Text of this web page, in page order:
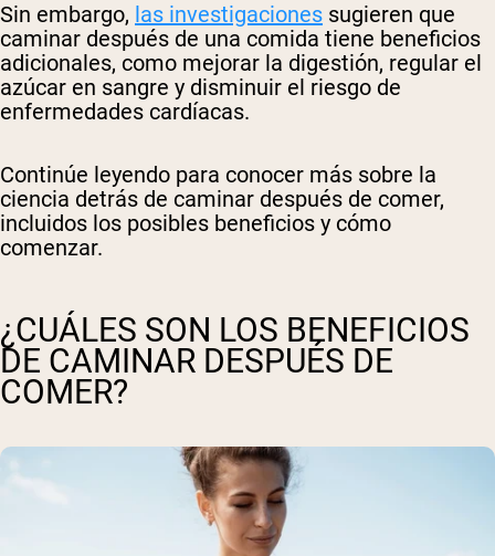
Sin embargo, las investigaciones sugieren que
caminar después de una comida tiene beneficios
adicionales, como mejorar la digestión, regular el
azúcar en sangre y disminuir el riesgo de
enfermedades cardíacas.
Continúe leyendo para conocer más sobre la
ciencia detrás de caminar después de comer,
incluidos los posibles beneficios y cómo
comenzar.
¿CUÁLES SON LOS BENEFICIOS
DE CAMINAR DESPUÉS DE
COMER?